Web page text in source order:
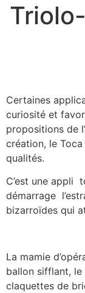
Certaines
curiosité et
propositions de
création, le
qualités.
C’est une appli
démarrage
bizarroïdes qui
La mamie
ballon sifflant, le
claquettes de